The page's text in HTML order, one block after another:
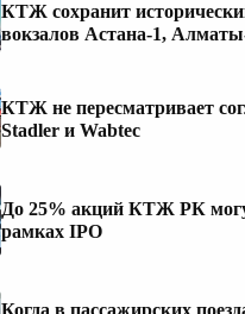
КТЖ сохранит
вокзалов Астана-1,
КТЖ не пересматривает
Stadler и Wabtec
До 25% акций КТЖ РК
рамках IPO